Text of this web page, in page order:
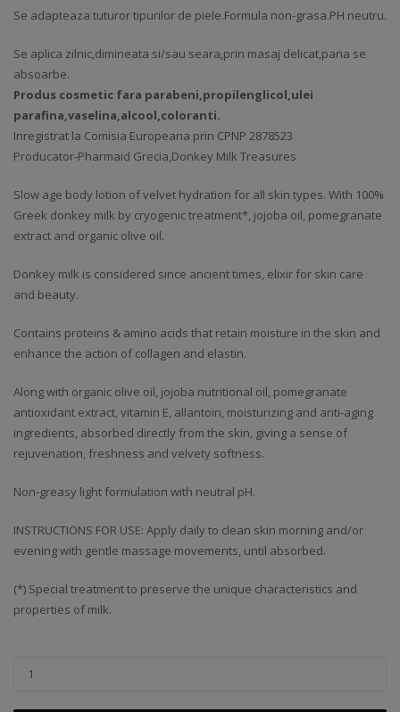
Se adapteaza tuturor tipurilor de piele.Formula non-grasa.PH neutru.
Se aplica zilnic,dimineata si/sau seara,prin masaj delicat,pana se
absoarbe.
Produs cosmetic fara parabeni,propilenglicol,ulei
parafina,vaselina,alcool,coloranti.
Inregistrat la Comisia Europeana prin CPNP 2878523
Producator-Pharmaid Grecia,Donkey Milk Treasures
Slow age body lotion of velvet hydration for all skin types. With 100%
Greek donkey milk by cryogenic treatment*, jojoba oil, pomegranate
extract and organic olive oil.
Donkey milk is considered since ancient times, elixir for skin care
and beauty.
Contains proteins & amino acids that retain moisture in the skin and
enhance the action of collagen and elastin.
Along with organic olive oil, jojoba nutritional oil, pomegranate
antioxidant extract, vitamin E, allantoin, moisturizing and anti-aging
ingredients, absorbed directly from the skin, giving a sense of
rejuvenation, freshness and velvety softness.
Non-greasy light formulation with neutral pH.
INSTRUCTIONS FOR USE: Apply daily to clean skin morning and/or
evening with gentle massage movements, until absorbed.
(*) Special treatment to preserve the unique characteristics and
properties of milk.